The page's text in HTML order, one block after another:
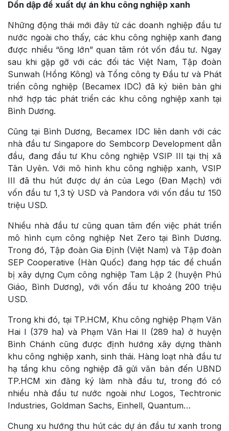
Dồn dập đề xuất dự án khu công nghiệp xanh
Những động thái mới đây từ các doanh nghiệp đầu tư
nước ngoài cho thấy, các khu công nghiệp xanh đang
được nhiều “ông lớn” quan tâm rót vốn đầu tư. Ngay
sau khi gặp gỡ với các đối tác Việt Nam, Tập đoàn
Sunwah (Hồng Kông) và Tổng công ty Đầu tư và Phát
triển công nghiệp (Becamex IDC) đã ký biên bản ghi
nhớ hợp tác phát triển các khu công nghiệp xanh tại
Bình Dương.
Cũng tại Bình Dương, Becamex IDC liên danh với các
nhà đầu tư Singapore do Sembcorp Development dẫn
đầu, đang đầu tư Khu công nghiệp VSIP III tại thị xã
Tân Uyên. Với mô hình khu công nghiệp xanh, VSIP
III đã thu hút được dự án của Lego (Đan Mạch) với
vốn đầu tư 1,3 tỷ USD và Pandora với vốn đầu tư 150
triệu USD.
Nhiều nhà đầu tư cũng quan tâm đến việc phát triển
mô hình cụm công nghiệp Net Zero tại Bình Dương.
Trong đó, Tập đoàn Gia Định (Việt Nam) và Tập đoàn
SEP Cooperative (Hàn Quốc) đang hợp tác để chuẩn
bị xây dựng Cụm công nghiệp Tam Lập 2 (huyện Phú
Giáo, Bình Dương), với vốn đầu tư khoảng 200 triệu
USD.
Trong khi đó, tại TP.HCM, Khu công nghiệp Phạm Văn
Hai I (379 ha) và Phạm Văn Hai II (289 ha) ở huyện
Bình Chánh cũng được định hướng xây dựng thành
khu công nghiệp xanh, sinh thái. Hàng loạt nhà đầu tư
hạ tầng khu công nghiệp đã gửi văn bản đến UBND
TP.HCM xin đăng ký làm nhà đầu tư, trong đó có
nhiều nhà đầu tư nước ngoài như Logos, Techtronic
Industries, Goldman Sachs, Einhell, Quantum…
Chung xu hướng thu hút các dự án đầu tư xanh trong